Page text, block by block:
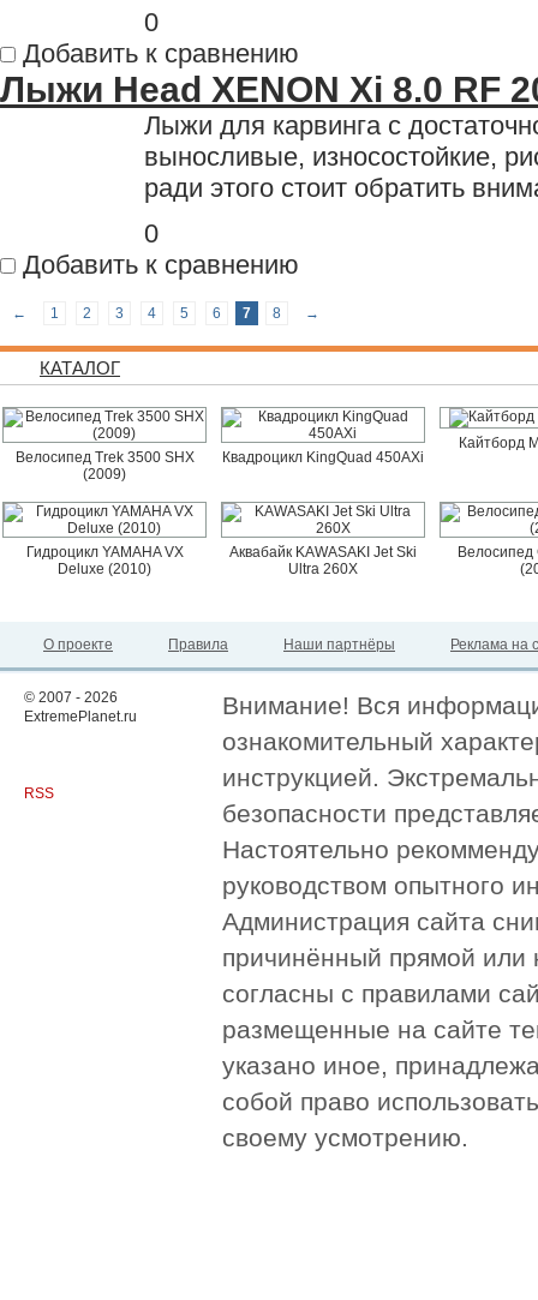
0
Добавить к сравнению
Лыжи Head XENON Xi 8.0 RF
Лыжи для карвинга с
выносливые, износостойкие,
ради этого стоит обратить
0
Добавить к сравнению
← 1 2 3 4 5 6 7 8 →
КАТАЛОГ
Велосипед Trek 3500 SHX
(2009)
Квадроцикл KingQuad 450AXi
Кайтборд
Гидроцикл YAMAHA VX
Deluxe (2010)
Аквабайк KAWASAKI Jet Ski
Ultra 260X
Велосипед
О проекте Правила Наши партнёры Реклама на
© 2007 - 2026
ExtremePlanet.ru
RSS
Внимание! Вся
ознакомительный
инструкцией.
безопасности
Настоятельно
руководством опытного
Администрация сайта
причинённый прямой или
согласны с правилами
размещенные на сайте
указано иное,
собой право
своему усмотрению.